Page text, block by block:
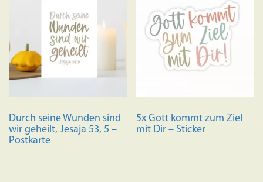
Durch seine Wunden sind
wir geheilt, Jesaja 53, 5 –
Postkarte
5x Gott kommt zum Ziel
mit Dir – Sticker